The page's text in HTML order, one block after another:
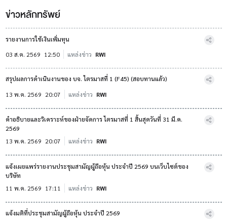
ข่าวหลักทรัพย์
รายงานการใช้เงินเพิ่มทุน
03 ส.ค. 2569 12:50 แหล่งข่าว RWI
สรุปผลการดำเนินงานของ บจ. ไตรมาสที่ 1 (F45) (สอบทานแล้ว)
13 พ.ค. 2569 20:07 แหล่งข่าว RWI
คำอธิบายและวิเคราะห์ของฝ่ายจัดการ ไตรมาสที่ 1 สิ้นสุดวันที่ 31 มี.ค.
2569
13 พ.ค. 2569 20:07 แหล่งข่าว RWI
แจ้งเผยแพร่รายงานประชุมสามัญผู้ถือหุ้น ประจำปี 2569 บนเว็บไซต์ของ
บริษัท
11 พ.ค. 2569 17:11 แหล่งข่าว RWI
แจ้งมติที่ประชุมสามัญผู้ถือหุ้น ประจำปี 2569